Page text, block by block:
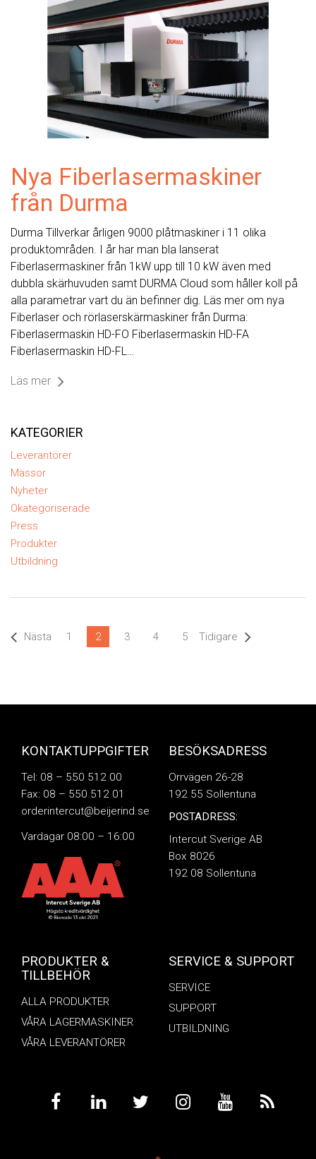
Nya Fiberlasermaskiner
från Durma
Durma Tillverkar årligen 9000 plåtmaskiner i 11 olika
produktområden. I år har man bla lanserat
Fiberlasermaskiner från 1kW upp till 10 kW även med
dubbla skärhuvuden samt DURMA Cloud som håller koll på
alla parametrar vart du än befinner dig. Läs mer om nya
Fiberlaser och rörlaserskärmaskiner från Durma:
Fiberlasermaskin HD-FO Fiberlasermaskin HD-FA
Fiberlasermaskin HD-FL…
Läs mer
KATEGORIER
Leverantörer
Mässor
Nyheter
Okategoriserade
Press
Produkter
Utbildning
Nästa 1 2 3 4 5 Tidigare
KONTAKTUPPGIFTER
Tel: 08 – 550 512 00
Fax: 08 – 550 512 01
orderintercut@beijerind.se
Vardagar 08:00 – 16:00
BESÖKSADRESS
Orrvägen 26-28
192 55 Sollentuna
POSTADRESS:
Intercut Sverige AB
Box 8026
192 08 Sollentuna
PRODUKTER &
TILLBEHÖR
ALLA PRODUKTER
VÅRA LAGERMASKINER
VÅRA LEVERANTÖRER
SERVICE & SUPPORT
SERVICE
SUPPORT
UTBILDNING